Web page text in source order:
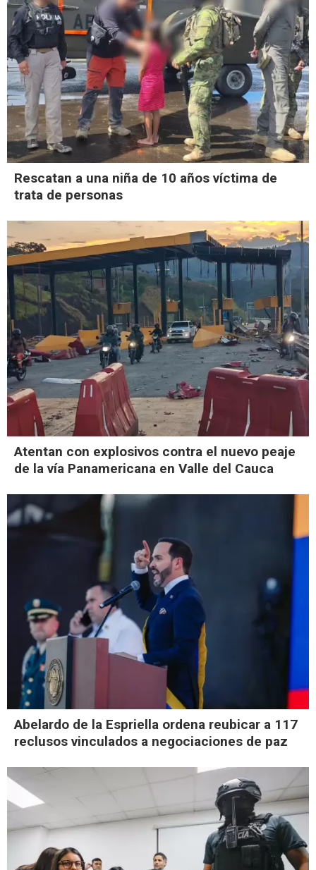
Rescatan a una niña de 10 años víctima de
trata de personas
Atentan con explosivos contra el nuevo peaje
de la vía Panamericana en Valle del Cauca
Abelardo de la Espriella ordena reubicar a 117
reclusos vinculados a negociaciones de paz